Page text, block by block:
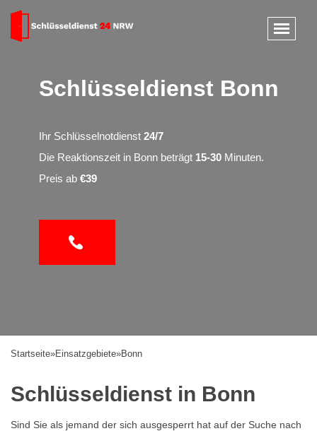
Schlüsseldienst Bonn
Ihr Schlüsselnotdienst 24/7
Die Reaktionszeit in Bonn beträgt 15-30Minuten.
Preis ab €39
Startseite»Einsatzgebiete»Bonn
Schlüsseldienst in Bonn
Sind Sie als jemand der sich ausgesperrt hat auf der Suche nach